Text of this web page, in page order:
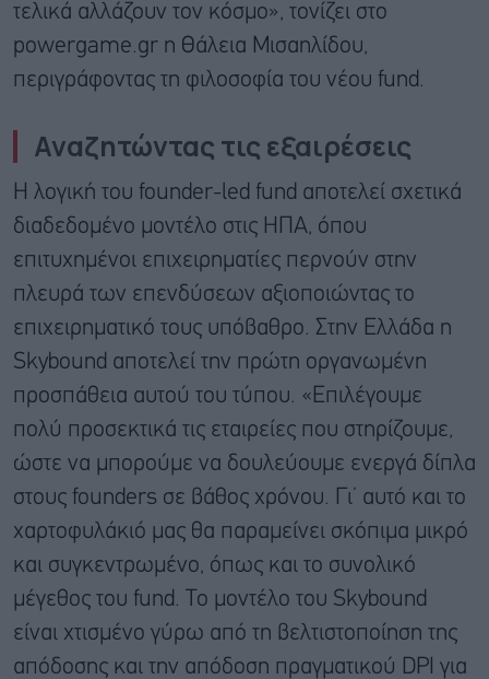
τελικά αλλάζουν τον κόσμο», τονίζει στο
powergame.gr η Θάλεια Μισαηλίδου,
περιγράφοντας τη φιλοσοφία του νέου fund.
Αναζητώντας τις εξαιρέσεις
Η λογική του founder-led fund αποτελεί σχετικά
διαδεδομένο μοντέλο στις ΗΠΑ, όπου
επιτυχημένοι επιχειρηματίες περνούν στην
πλευρά των επενδύσεων αξιοποιώντας το
επιχειρηματικό τους υπόβαθρο. Στην Ελλάδα η
Skybound αποτελεί την πρώτη οργανωμένη
προσπάθεια αυτού του τύπου. «Επιλέγουμε
πολύ προσεκτικά τις εταιρείες που στηρίζουμε,
ώστε να μπορούμε να δουλεύουμε ενεργά δίπλα
στους founders σε βάθος χρόνου. Γι’ αυτό και το
χαρτοφυλάκιό μας θα παραμείνει σκόπιμα μικρό
και συγκεντρωμένο, όπως και το συνολικό
μέγεθος του fund. Το μοντέλο του Skybound
είναι χτισμένο γύρω από τη βελτιστοποίηση της
απόδοσης και την απόδοση πραγματικού DPI για